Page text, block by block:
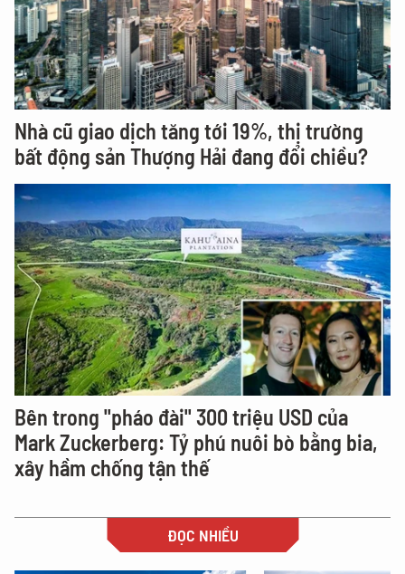
Nhà cũ giao dịch tăng tới 19%, thị trường
bất động sản Thượng Hải đang đổi chiều?
Bên trong "pháo đài" 300 triệu USD của
Mark Zuckerberg: Tỷ phú nuôi bò bằng bia,
xây hầm chống tận thế
ĐỌC NHIỀU